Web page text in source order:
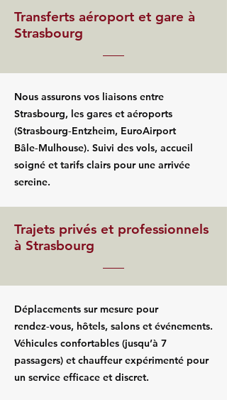
Transferts aéroport et gare à
Strasbourg
Nous assurons vos liaisons entre
Strasbourg, les gares et aéroports
(Strasbourg‑Entzheim, EuroAirport
Bâle‑Mulhouse). Suivi des vols, accueil
soigné et tarifs clairs pour une arrivée
sereine.
Trajets privés et professionnels
à Strasbourg
Déplacements sur mesure pour
rendez‑vous, hôtels, salons et événements.
Véhicules confortables (jusqu’à 7
passagers) et chauffeur expérimenté pour
un service efficace et discret.